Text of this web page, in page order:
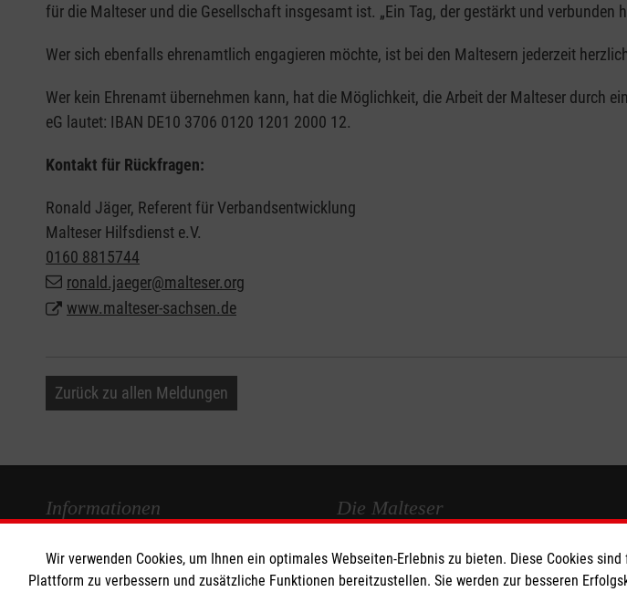
für die Malteser und die Gesellschaft insgesamt ist. „Ein Tag, der gestärkt und
Wer sich ebenfalls ehrenamtlich engagieren möchte, ist bei den Maltesern jederzeit
Wer kein Ehrenamt übernehmen kann, hat die Möglichkeit, die Arbeit der Malteser durch
eG lautet: IBAN DE10 3706 0120 1201 2000 12.
Kontakt für Rückfragen:
Ronald Jäger, Referent für Verbandsentwicklung
Malteser Hilfsdienst e.V.
0160 8815744
ronald.jaeger@malteser.org
www.malteser-sachsen.de
Zurück zu allen Meldungen
Informationen
Impressum
Datenschutz
Die Malteser
Malteser in Deutschland
Malteserorden
Wir verwenden Cookies, um Ihnen ein optimales Webseiten-Erlebnis zu bieten. Diese Cookies
Plattform zu verbessern und zusätzliche Funktionen bereitzustellen. Sie werden zur besseren